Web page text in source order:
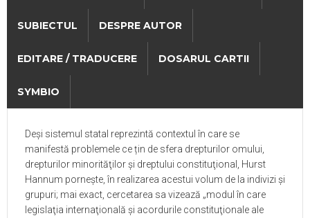
SUBIECTUL DESPRE AUTOR
EDITARE / TRADUCERE DOSARUL CARTII
SYMBIO
Deși sistemul statal reprezintă contextul în care se
manifestă problemele ce țin de sfera drepturilor omului,
drepturilor minorităţilor şi dreptului constituţional, Hurst
Hannum pornește, în realizarea acestui volum de la indivizi şi
grupuri; mai exact, cercetarea sa vizează „modul în care
legislaţia internaţională şi acordurile constituţionale ale